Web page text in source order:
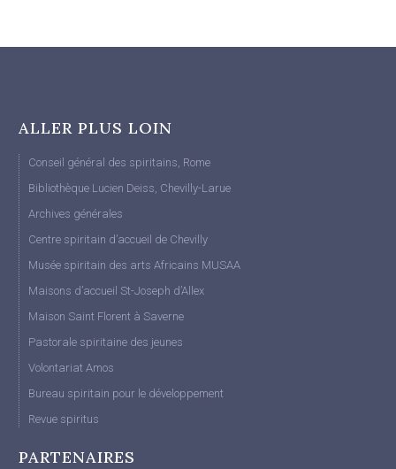
ALLER PLUS LOIN
Conseil général des spiritains, Rome
Bibliothèque Lucien Deiss, Chevilly-Larue
Archives générales
Centre spiritain d’accueil de Chevilly
Musée spiritain des arts Africains MUSAA
Maisons d’accueil St-Joseph d’Allex
Maison Saint Florent à Saverne
Pastorale spiritaine des jeunes
Volontariat Amos
Bureau spiritain pour le développement
Revue spiritus
PARTENAIRES